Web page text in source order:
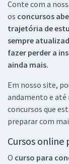
Conte com a
os concursos
trajetória de
sempre
fazer perder a
ainda mais.
Em nosso site,
andamento e até
concursos que
preparar com
Cursos online
O curso para